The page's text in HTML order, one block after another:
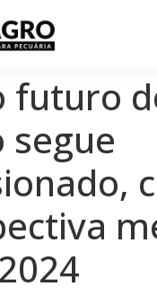
futuro
segue